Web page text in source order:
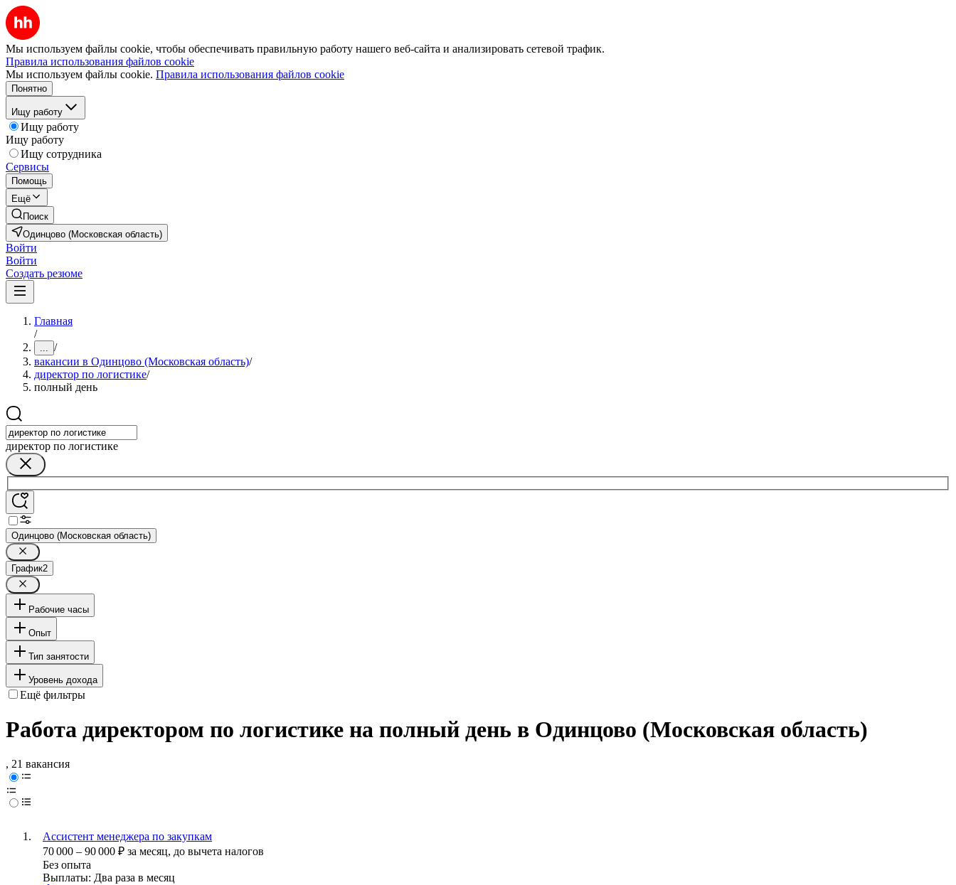
Мы используем файлы cookie, чтобы обеспечивать правильную работу нашего веб-сайта и анализировать сетевой трафик.
Правила использования файлов cookie
Мы используем файлы cookie. Правила использования файлов cookie
Понятно
Ищу работу
Ищу работу
Ищу работу
Ищу сотрудника
Сервисы
Помощь
Ещё
Поиск
Одинцово (Московская область)
Войти
Войти
Создать резюме
Главная
/
... /
вакансии в Одинцово (Московская область)/
директор по логистике/
полный день
директор по логистике
Одинцово (Московская область)
График2
Рабочие часы
Опыт
Тип занятости
Уровень дохода
Ещё фильтры
Работа директором по логистике на полный день в Одинцово (Московская область)
, 21 вакансия
Ассистент менеджера по закупкам
70 000 – 90 000 ₽ за месяц, до вычета налогов
Без опыта
Выплаты: Два раза в месяц